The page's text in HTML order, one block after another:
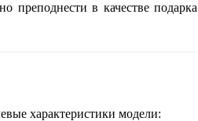
в качестве подарка
характеристики модели: